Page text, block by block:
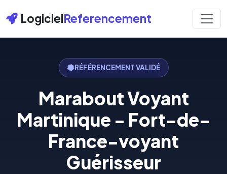
LogicielReferencement
RÉFÉRENCEMENT VALIDÉ
Marabout Voyant
Martinique - Fort-de-
France-voyant
Guérisseur